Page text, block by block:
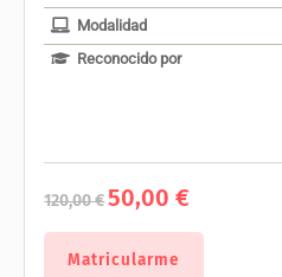
Modalidad
Reconocido por
120,00€
El
precio
original
120,00 €.
50,00€El
actual
Matricularme